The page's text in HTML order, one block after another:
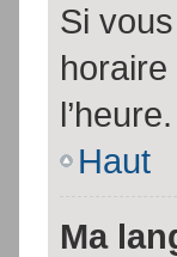
Si
horaire
Haut
Ma